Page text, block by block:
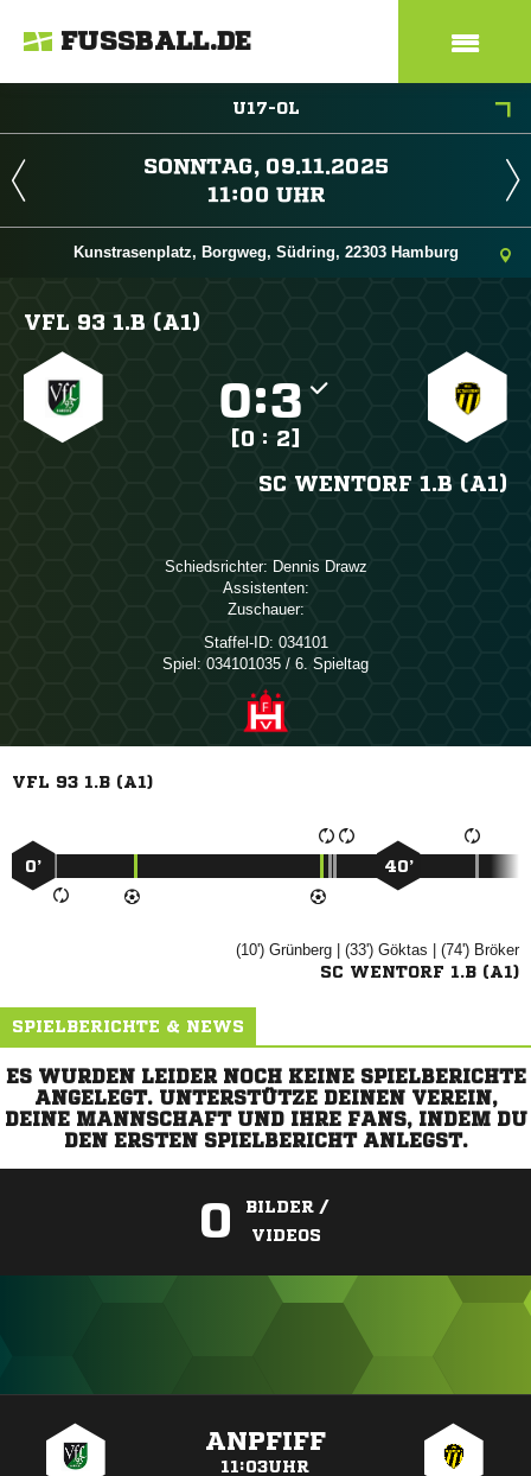
FUSSBALL.DE
U17-OL
 
 
Kunstrasenplatz, Borgweg, Südring, 22303 Hamburg
VFL 93 1.B (A1)
:
[0 : 2]
SC WENTORF 1.B (A1)
Schiedsrichter:  
Assistenten:
Zuschauer:
Staffel-ID: 034101
Spiel: 034101035 / 6. Spieltag
VFL 93 1.B (A1)
0’ 40’
(10')  | (33')  | (74') 
SC WENTORF 1.B (A1)
SPIELBERICHTE & NEWS
ES WURDEN LEIDER NOCH KEINE SPIELBERICHTE
ANGELEGT. UNTERSTÜTZE DEINEN VEREIN,
DEINE MANNSCHAFT UND IHRE FANS, INDEM DU
DEN ERSTEN SPIELBERICHT ANLEGST.
0
BILDER /
VIDEOS
ANPFIFF
11:03UHR